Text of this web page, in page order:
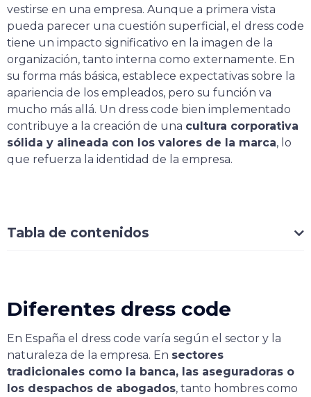
vestirse en una empresa. Aunque a primera vista
pueda parecer una cuestión superficial, el dress code
tiene un impacto significativo en la imagen de la
organización, tanto interna como externamente. En
su forma más básica, establece expectativas sobre la
apariencia de los empleados, pero su función va
mucho más allá. Un dress code bien implementado
contribuye a la creación de una cultura corporativa
sólida y alineada con los valores de la marca, lo
que refuerza la identidad de la empresa.
Tabla de contenidos
Diferentes dress code
En España el dress code varía según el sector y la
naturaleza de la empresa. En sectores
tradicionales como la banca, las aseguradoras o
los despachos de abogados, tanto hombres como